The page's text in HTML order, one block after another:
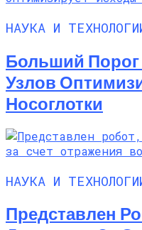
НАУКА И
Больший
Узлов
Носоглотки
НАУКА И
Представлен